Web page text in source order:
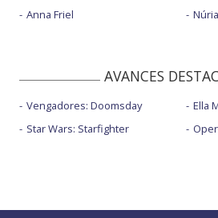
Anna Friel
AVANCES
Vengadores: Doomsday
Star Wars: Starfighter
Ella